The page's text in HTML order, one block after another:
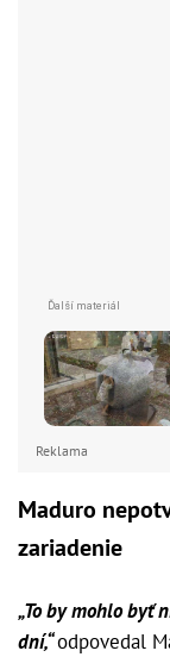
Reklama
Maduro
zariadenie
„To by mohlo byť
dní,“odpovedal